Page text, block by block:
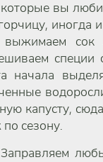
которые вы
иногда
выжимаем сок
специи
начала
капусту,
сезону.
Заправляем